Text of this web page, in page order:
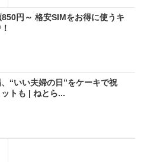
円～ 格安SIMをお得に使うキ
“いい夫婦の日”をケーキで祝
トも | ねとら...